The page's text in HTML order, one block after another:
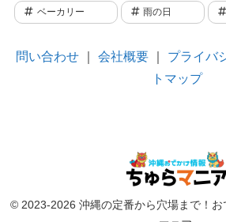
ベーカリー 雨の日
問い合わせ 会社概要 プライバ
トマップ
© 2023-2026 沖縄の定番から穴場まで！お